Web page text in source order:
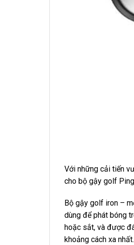
Với những cải tiến
cho bộ gậy golf
Bộ gậy golf iron –
dùng để phát bóng
hoặc sắt, và được
khoảng cách xa nhất.